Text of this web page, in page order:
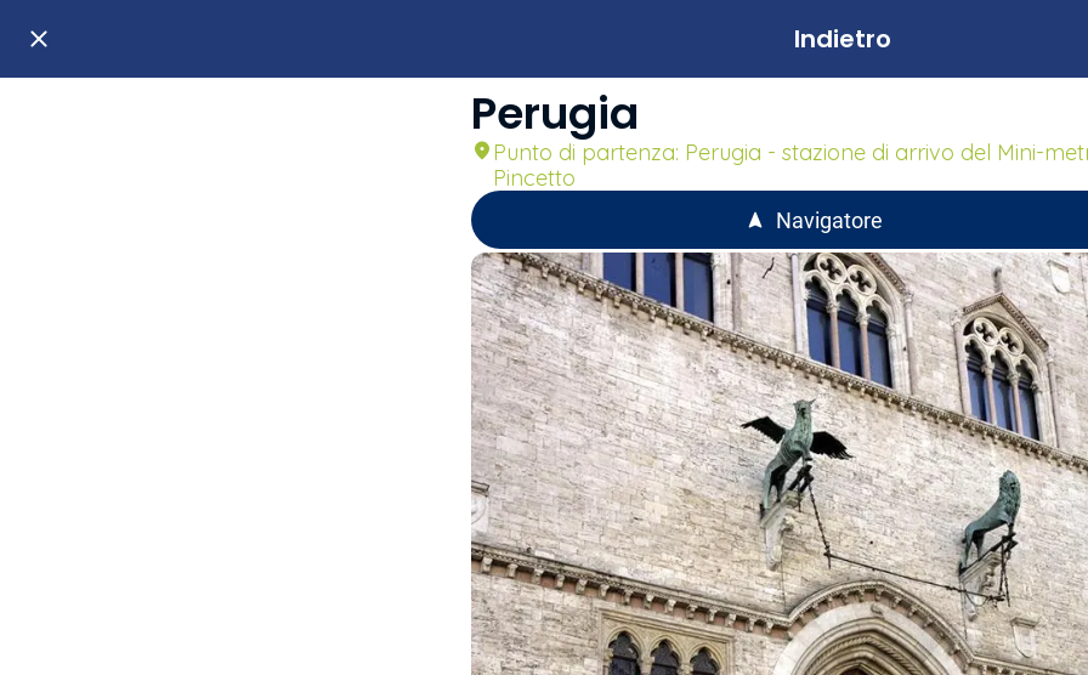
Indietro
Perugia
Punto di partenza: Perugia - stazione di arrivo del Mini-
Pincetto
Navigatore